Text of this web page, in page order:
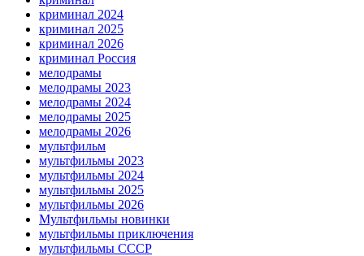
криминал 2024
криминал 2025
криминал 2026
криминал Россия
мелодрамы
мелодрамы 2023
мелодрамы 2024
мелодрамы 2025
мелодрамы 2026
мультфильм
мультфильмы 2023
мультфильмы 2024
мультфильмы 2025
мультфильмы 2026
Мультфильмы новинки
мультфильмы приключения
мультфильмы СССР